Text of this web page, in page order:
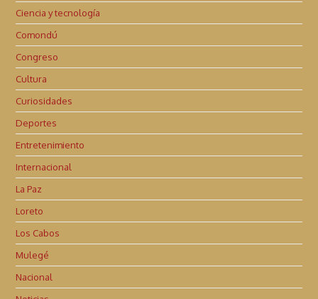
Ciencia y tecnología
Comondú
Congreso
Cultura
Curiosidades
Deportes
Entretenimiento
Internacional
La Paz
Loreto
Los Cabos
Mulegé
Nacional